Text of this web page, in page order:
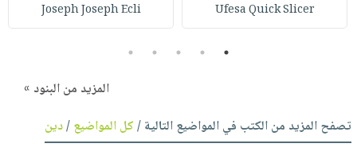
Ufesa Quick Slicer
Joseph Joseph Ecli
1
2
3
4
5
المزيد من البنود »
تصفح المزيد من الكتب في المواضيع التالية /كل المواضيع/دين